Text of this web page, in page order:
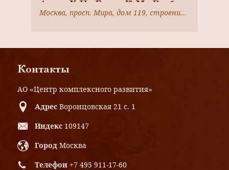
Арман Х.Н., Гарвас К.М., Волберг
А.Г., комплекс Всесоюзной
Москва, просп. Мира, дом 119, строение 4
Контакты
АО «Центр комплексного развития»
Адрес Воронцовская 21 с. 1
Индекс 109147
Город Москва
Телефон +7 495 911-17-60